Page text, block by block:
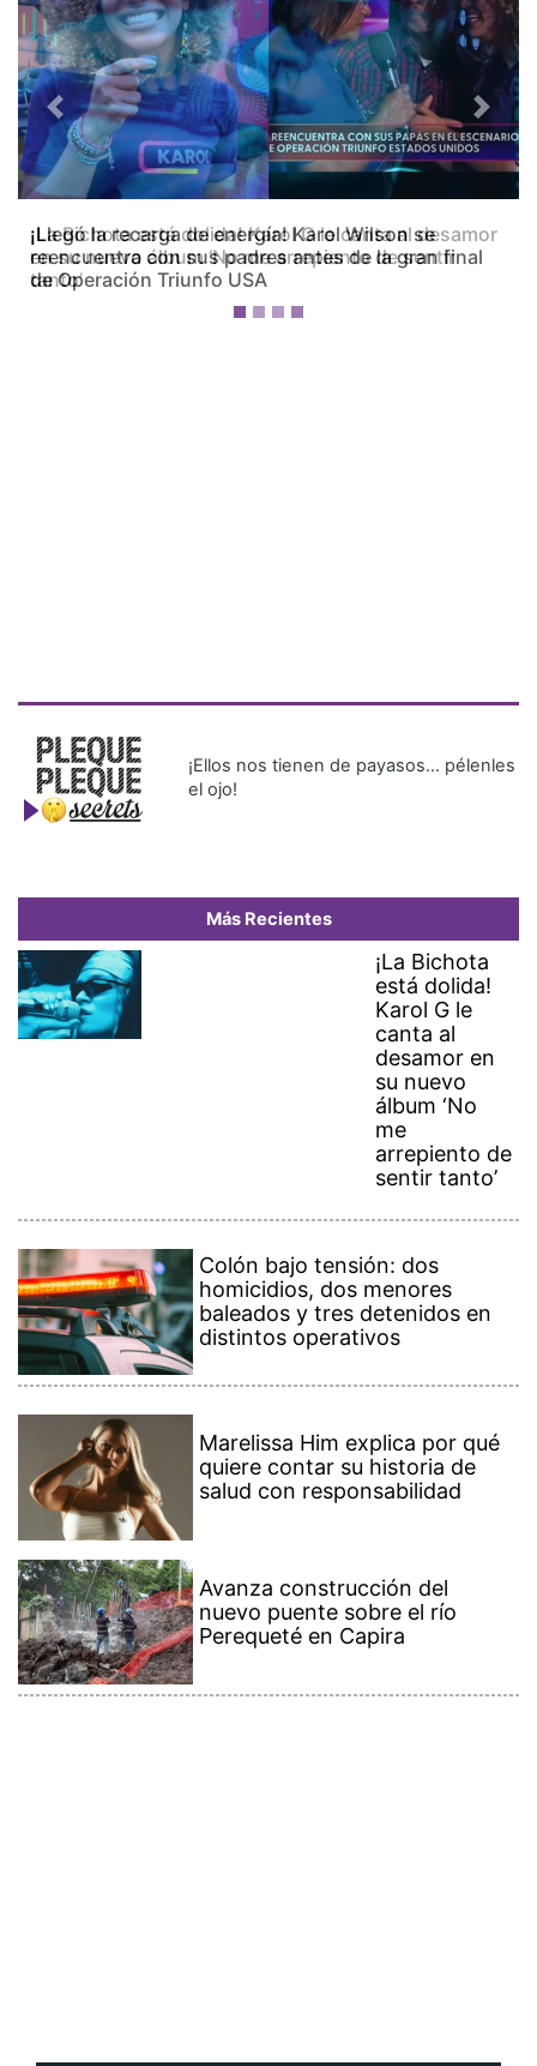
¡La Bichota está dolida! Karol G le canta al desamor
en su nuevo álbum ‘No me arrepiento de sentir
tanto’
Previous Next
¡Ellos nos tienen de payasos… pélenles
el ojo!
Más Recientes
¡La Bichota
está dolida!
Karol G le
canta al
desamor en
su nuevo
álbum ‘No
me
arrepiento de
sentir tanto’
Colón bajo tensión: dos
homicidios, dos menores
baleados y tres detenidos en
distintos operativos
Marelissa Him explica por qué
quiere contar su historia de
salud con responsabilidad
Avanza construcción del
nuevo puente sobre el río
Perequeté en Capira